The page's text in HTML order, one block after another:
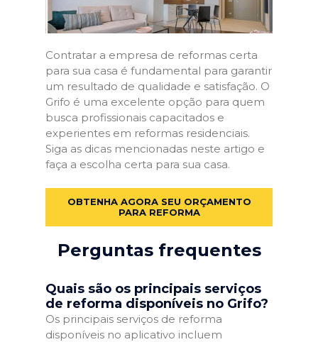
Contratar a empresa de reformas certa
para sua casa é fundamental para garantir
um resultado de qualidade e satisfação. O
Grifo é uma excelente opção para quem
busca profissionais capacitados e
experientes em reformas residenciais.
Siga as dicas mencionadas neste artigo e
faça a escolha certa para sua casa.
OBTENHA AGORA SEU ORÇAMENTO
PARA REFORMA
Perguntas frequentes
Quais são os principais serviços
de reforma disponíveis no Grifo?
Os principais serviços de reforma
disponíveis no aplicativo incluem